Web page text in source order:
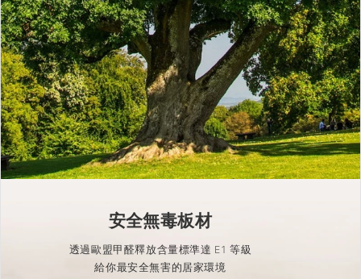
安全無毒板材
透過歐盟甲醛釋放含量標準達 E1 等級
給你最安全無害的居家環境